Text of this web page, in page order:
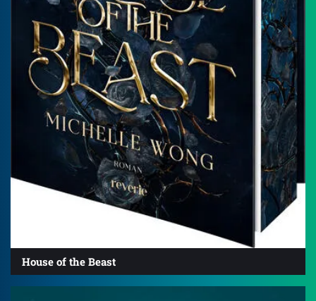
House of the Beast